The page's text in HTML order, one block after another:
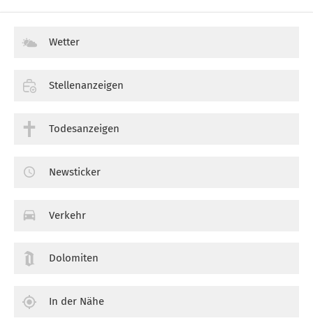
Wetter
Stellenanzeigen
Todesanzeigen
Newsticker
Verkehr
Dolomiten
In der Nähe